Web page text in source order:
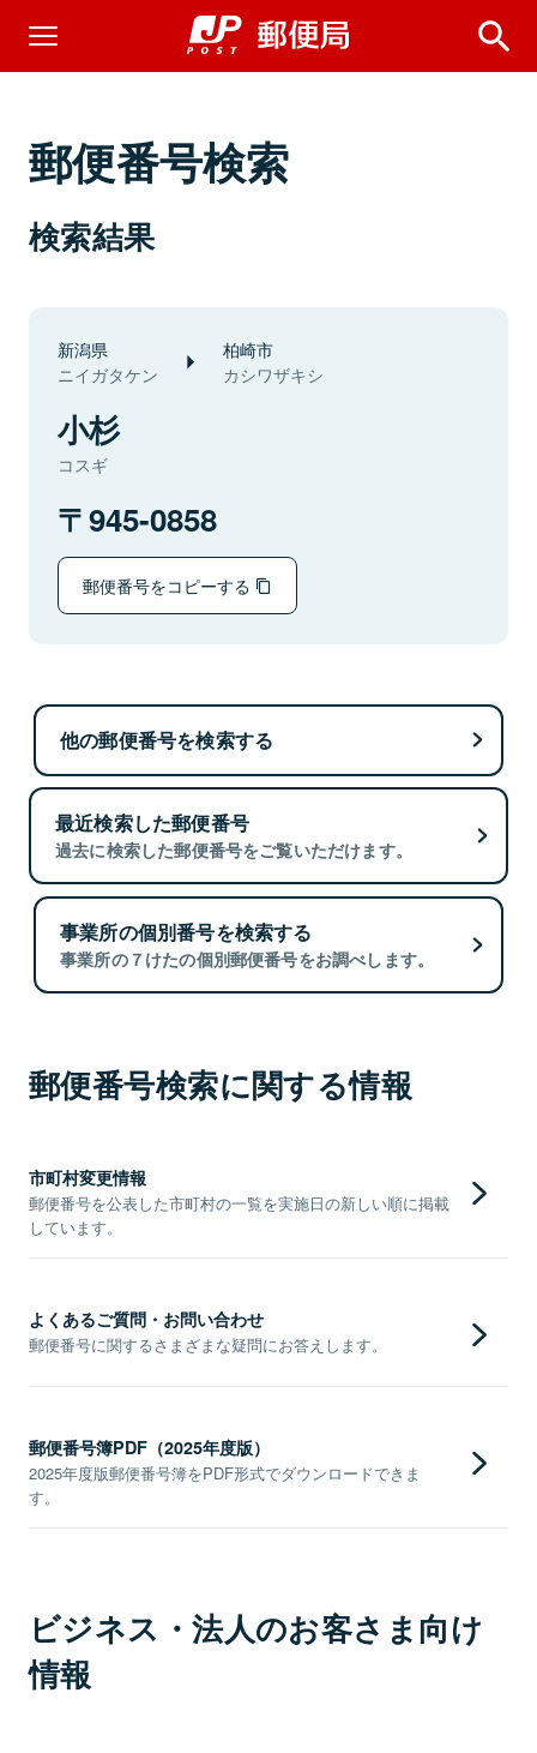
郵便番号検索
検索結果
新潟県
ニイガタケン
柏崎市
カシワザキシ
小杉
コスギ
945-0858
郵便番号をコピーする
他の郵便番号を検索する
最近検索した郵便番号
過去に検索した郵便番号をご覧いただけます。
事業所の個別番号を検索する
事業所の７けたの個別郵便番号をお調べします。
郵便番号検索に関する情報
市町村変更情報
郵便番号を公表した市町村の一覧を実施日の新しい順に掲載
しています。
よくあるご質問・お問い合わせ
郵便番号に関するさまざまな疑問にお答えします。
郵便番号簿PDF（2025年度版）
2025年度版郵便番号簿をPDF形式でダウンロードできま
す。
ビジネス・法人のお客さま向け
情報